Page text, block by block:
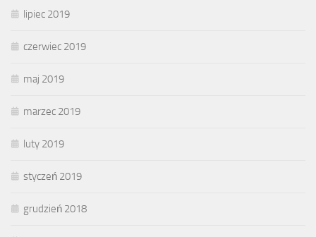
lipiec 2019
czerwiec 2019
maj 2019
marzec 2019
luty 2019
styczeń 2019
grudzień 2018